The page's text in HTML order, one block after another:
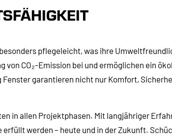
pflegeleicht, was ihre
CO₂-Emission bei und ermöglichen ein
garantieren nicht nur Komfort,
in allen Projektphasen. Mit langjähriger
werden – heute und in der Zukunft.